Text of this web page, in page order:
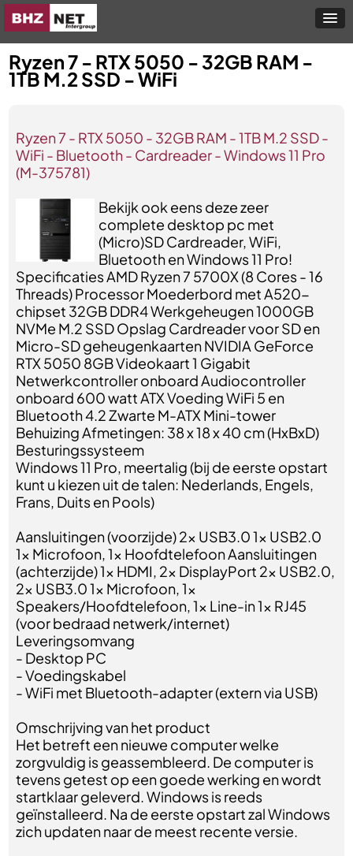
Ryzen 7 - RTX 5050 - 32GB RAM -
1TB M.2 SSD - WiFi
Ryzen 7 - RTX 5050 - 32GB RAM - 1TB M.2 SSD -
WiFi - Bluetooth - Cardreader - Windows 11 Pro
(M-375781)
Bekijk ook eens deze zeer
complete desktop pc met
(Micro)SD Cardreader, WiFi,
Bluetooth en Windows 11 Pro!
Specificaties AMD Ryzen 7 5700X (8 Cores - 16
Threads) Processor Moederbord met A520-
chipset 32GB DDR4 Werkgeheugen 1000GB
NVMe M.2 SSD Opslag Cardreader voor SD en
Micro-SD geheugenkaarten NVIDIA GeForce
RTX 5050 8GB Videokaart 1 Gigabit
Netwerkcontroller onboard Audiocontroller
onboard 600 watt ATX Voeding WiFi 5 en
Bluetooth 4.2 Zwarte M-ATX Mini-tower
Behuizing Afmetingen: 38 x 18 x 40 cm (HxBxD)
Besturingssysteem
Windows 11 Pro, meertalig (bij de eerste opstart
kunt u kiezen uit de talen: Nederlands, Engels,
Frans, Duits en Pools)
Aansluitingen (voorzijde) 2x USB3.0 1x USB2.0
1x Microfoon, 1x Hoofdtelefoon Aansluitingen
(achterzijde) 1x HDMI, 2x DisplayPort 2x USB2.0,
2x USB3.0 1x Microfoon, 1x
Speakers/Hoofdtelefoon, 1x Line-in 1x RJ45
(voor bedraad netwerk/internet)
Leveringsomvang
- Desktop PC
- Voedingskabel
- WiFi met Bluetooth-adapter (extern via USB)
Omschrijving van het product
Het betreft een nieuwe computer welke
zorgvuldig is geassembleerd. De computer is
tevens getest op een goede werking en wordt
startklaar geleverd. Windows is reeds
geïnstalleerd. Na de eerste opstart zal Windows
zich updaten naar de meest recente versie.